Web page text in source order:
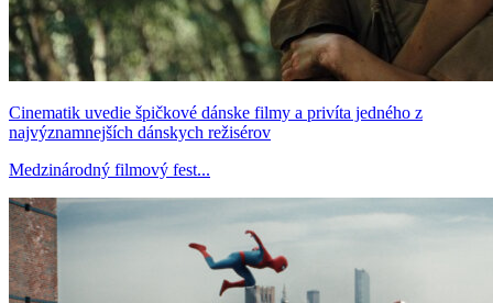
Cinematik uvedie špičkové dánske filmy a privíta jedného z
najvýznamnejších dánskych režisérov
Medzinárodný filmový fest...